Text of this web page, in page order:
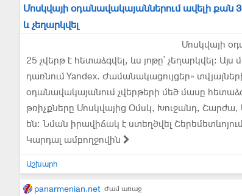
Մոսկվայի օդանավակայաններում ավելի քան
և չեղարկվել
Մոսկվայի
25 չվերթ է հետաձգվել, ևս յոթը՝ չեղարկվել։
դառնում Yandex. Ժամանակացույցեր»
օդանավակայանում չվերթերի մեծ մասը
թռիչքները Մոսկվայից Օմսկ, Խուջանդ,
են։ Նման իրավիճակ է ստեղծվել
Կարդալ ամբողջովին
Աշխարհ
panarmenian.net ժամ առաջ